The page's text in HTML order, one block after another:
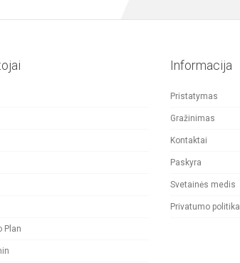
Plan
Informacija
Pristatymas
Gražinimas
Kontaktai
Paskyra
Svetainės medis
Privatumo politika